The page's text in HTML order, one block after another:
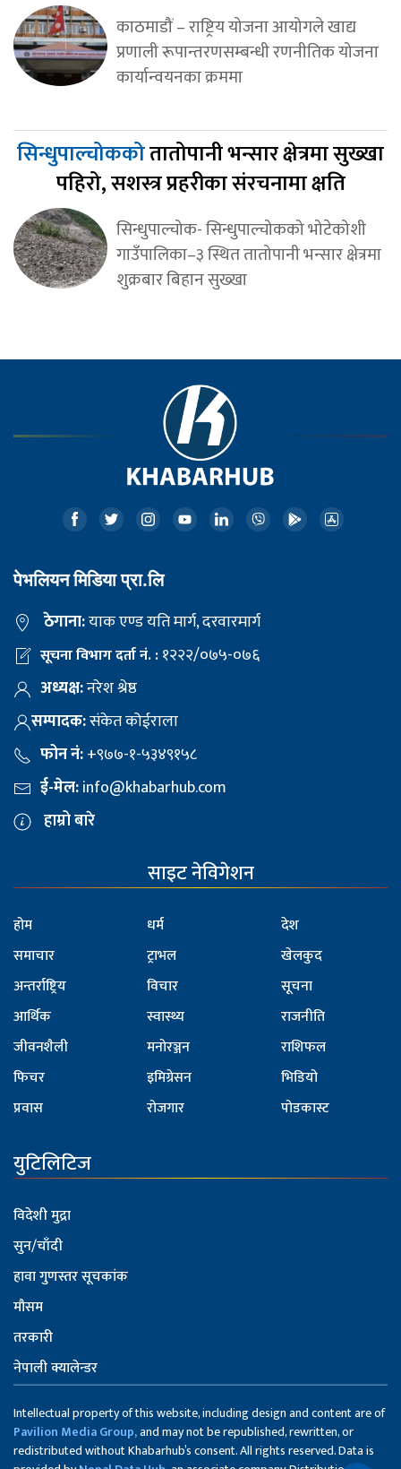
काठमाडौं – राष्ट्रिय योजना आयोगले खाद्य
प्रणाली रूपान्तरणसम्बन्धी रणनीतिक योजना
कार्यान्वयनका क्रममा
सिन्धुपाल्चोककोतातोपानी भन्सार क्षेत्रमा सुख्खा
पहिरो, सशस्त्र प्रहरीका संरचनामा क्षति
सिन्धुपाल्चोक- सिन्धुपाल्चोकको भोटेकोशी
गाउँपालिका–३ स्थित तातोपानी भन्सार क्षेत्रमा
शुक्रबार बिहान सुख्खा
पेभलियन मिडिया प्रा.लि
ठेगाना:याक एण्ड यति मार्ग, दरवारमार्ग
सूचना विभाग दर्ता नं. :१२२२/०७५-०७६
अध्यक्ष:नरेश श्रेष्ठ
सम्पादक:संकेत कोईराला
फोन नं:+९७७-१-५३४९१५८
ई-मेल:info@khabarhub.com
हाम्रो बारे
साइट नेविगेशन
होम
समाचार
अन्तर्राष्ट्रिय
आर्थिक
जीवनशैली
फिचर
प्रवास
धर्म
ट्राभल
विचार
स्वास्थ्य
मनोरञ्जन
इमिग्रेसन
रोजगार
देश
खेलकुद
सूचना
राजनीति
राशिफल
भिडियो
पोडकास्ट
युटिलिटिज
विदेशी मुद्रा
सुन/चाँदी
हावा गुणस्तर सूचकांक
मौसम
तरकारी
नेपाली क्यालेन्डर
Intellectual property of this website, including design and content are of
Pavilion Media Group,and may not be republished, rewritten, or
redistributed without Khabarhub’s consent. All rights reserved. Data is